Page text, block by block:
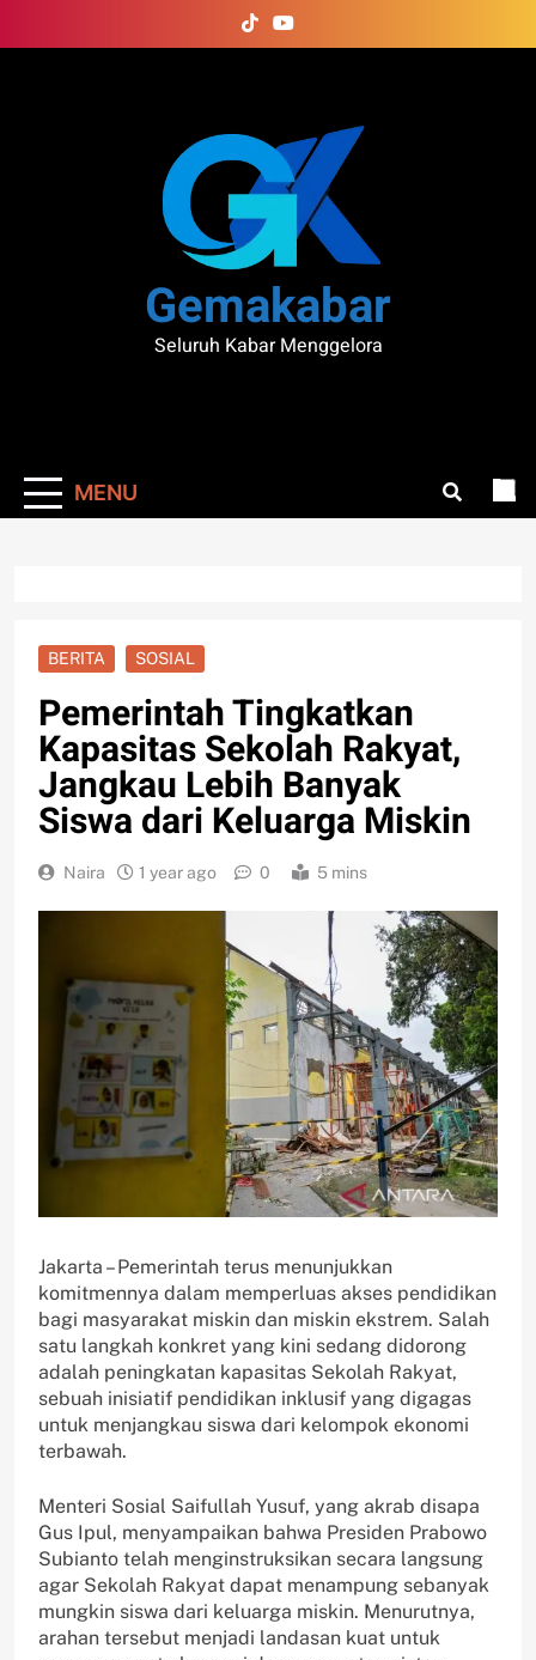
to
Gemakabar
Seluruh Kabar Menggelora
MENU
BERITA SOSIAL
Pemerintah Tingkatkan
Kapasitas Sekolah Rakyat,
Jangkau Lebih Banyak
Siswa dari Keluarga Miskin
Naira 1 year ago 0 5 mins
Jakarta – Pemerintah terus menunjukkan
komitmennya dalam memperluas akses pendidikan
bagi masyarakat miskin dan miskin ekstrem. Salah
satu langkah konkret yang kini sedang didorong
adalah peningkatan kapasitas Sekolah Rakyat,
sebuah inisiatif pendidikan inklusif yang digagas
untuk menjangkau siswa dari kelompok ekonomi
terbawah.
Menteri Sosial Saifullah Yusuf, yang akrab disapa
Gus Ipul, menyampaikan bahwa Presiden Prabowo
Subianto telah menginstruksikan secara langsung
agar Sekolah Rakyat dapat menampung sebanyak
mungkin siswa dari keluarga miskin. Menurutnya,
arahan tersebut menjadi landasan kuat untuk